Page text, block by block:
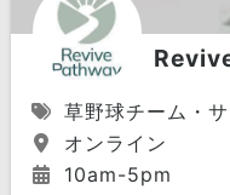
草野球チーム・
オンライン
10am-5pm